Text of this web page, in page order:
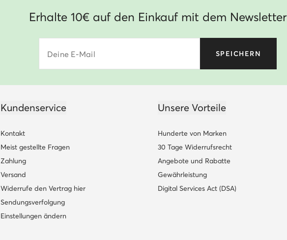
Erhalte 10€ auf den Einkauf mit dem Newsletter
Deine E-Mail SPEICHERN
Kundenservice
Kontakt
Meist gestellte Fragen
Zahlung
Versand
Widerrufe den Vertrag hier
Sendungsverfolgung
Einstellungen ändern
Unsere Vorteile
Hunderte von Marken
30 Tage Widerrufsrecht
Angebote und Rabatte
Gewährleistung
Digital Services Act (DSA)